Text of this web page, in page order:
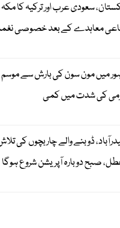
سعودی عرب اور ترکیہ کا
معاہدے کے بعد خصوصی
میں مون سون کی بارش سے موسم
کی شدت میں کمی
ڈوبنے والے چار بچوں کی
صبح دوبارہ آپریشن شروع ہوگا